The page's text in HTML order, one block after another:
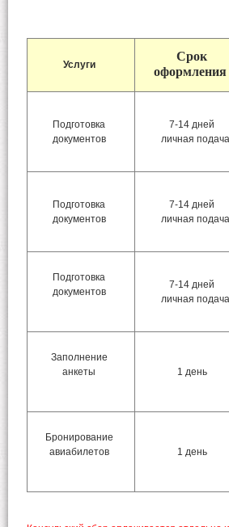
Услуги
Срок
оформления
Подготовка
документов
7-14 дней
личная подача
Подготовка
документов
7-14 дней
личная подача
Подготовка
документов
7-14 дней
личная подача
Заполнение
анкеты
1 день
Бронирование
авиабилетов
1 день